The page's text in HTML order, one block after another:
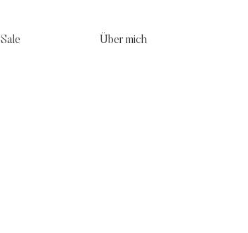
Sale Über mich